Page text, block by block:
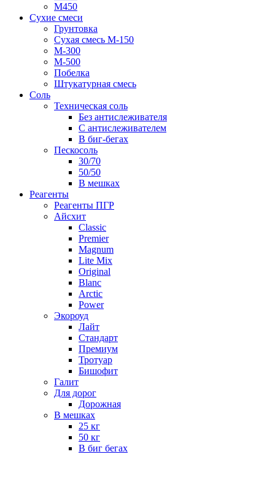
М450
Сухие смеси
Грунтовка
Сухая смесь М-150
М-300
М-500
Побелка
Штукатурная смесь
Соль
Техническая соль
Без антислеживателя
С антислеживателем
В биг-бегах
Пескосоль
30/70
50/50
В мешках
Реагенты
Реагенты ПГР
Айсхит
Classic
Premier
Magnum
Lite Mix
Original
Blanc
Arctic
Power
Экороуд
Лайт
Стандарт
Премиум
Тротуар
Бишофит
Галит
Для дорог
Дорожная
В мешках
25 кг
50 кг
В биг бегах